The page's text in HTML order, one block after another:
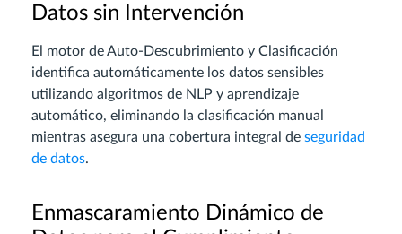
Datos sin Intervención
El motor de Auto-Descubrimiento y Clasificación
identifica automáticamente los datos sensibles
utilizando algoritmos de NLP y aprendizaje
automático, eliminando la clasificación manual
mientras asegura una cobertura integral de seguridad
de datos.
Enmascaramiento Dinámico de